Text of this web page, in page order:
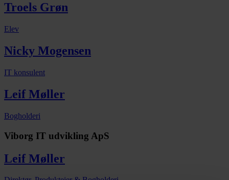
Troels Grøn
Elev
Nicky Mogensen
IT konsulent
Leif Møller
Bogholderi
Viborg IT udvikling ApS
Leif Møller